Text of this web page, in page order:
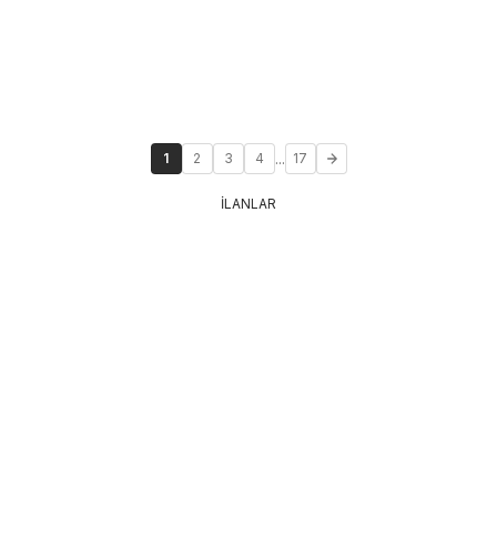
1 2 3 4 ... 17
İLANLAR